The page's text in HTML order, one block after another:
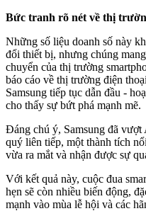
Bức tranh rõ nét về thị
Những số liệu doanh số này
đổi thiết bị, nhưng chúng
chuyển của thị trường
báo cáo về thị trường điện
Samsung tiếp tục dẫn đầu -
cho thấy sự bứt phá mạnh mẽ.
Đáng chú ý, Samsung đã vượt
quý liên tiếp, một thành tích
vừa ra mắt và nhận được sự
Với kết quả này, cuộc đua
hẹn sẽ còn nhiều biến động,
mạnh vào mùa lễ hội và các